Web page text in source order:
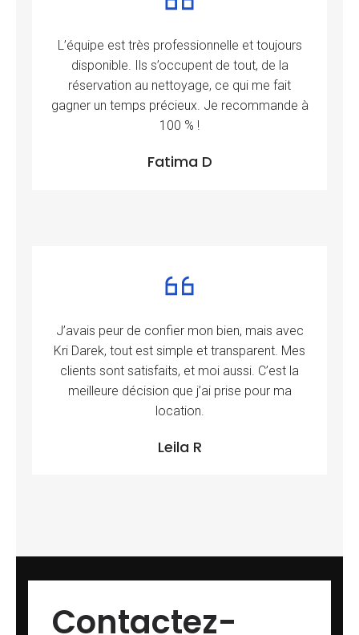
L’équipe est très professionnelle et toujours
disponible. Ils s’occupent de tout, de la
réservation au nettoyage, ce qui me fait
gagner un temps précieux. Je recommande à
100 % !
Fatima D
J’avais peur de confier mon bien, mais avec
Kri Darek, tout est simple et transparent. Mes
clients sont satisfaits, et moi aussi. C’est la
meilleure décision que j’ai prise pour ma
location.
Leila R
Contactez-